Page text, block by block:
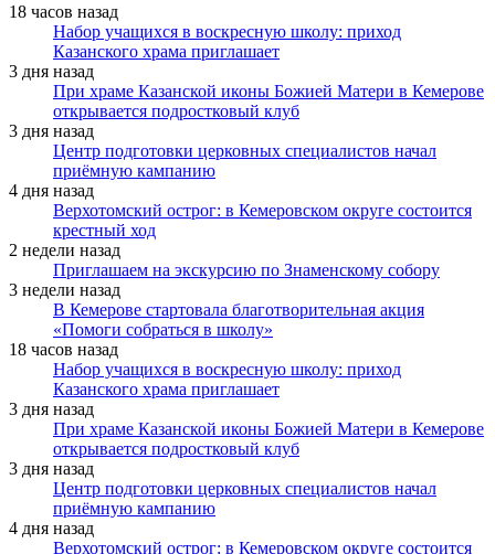
18 часов назад
Набор учащихся в воскресную школу: приход
Казанского храма приглашает
3 дня назад
При храме Казанской иконы Божией Матери в Кемерове
открывается подростковый клуб
3 дня назад
Центр подготовки церковных специалистов начал
приёмную кампанию
4 дня назад
Верхотомский острог: в Кемеровском округе состоится
крестный ход
2 недели назад
Приглашаем на экскурсию по Знаменскому собору
3 недели назад
В Кемерове стартовала благотворительная акция
«Помоги собраться в школу»
18 часов назад
Набор учащихся в воскресную школу: приход
Казанского храма приглашает
3 дня назад
При храме Казанской иконы Божией Матери в Кемерове
открывается подростковый клуб
3 дня назад
Центр подготовки церковных специалистов начал
приёмную кампанию
4 дня назад
Верхотомский острог: в Кемеровском округе состоится